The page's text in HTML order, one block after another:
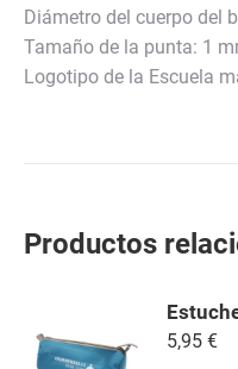
Diámetro del cuerpo del
Tamaño de la punta: 1
Logotipo de la Escuela
Productos
5,95 €